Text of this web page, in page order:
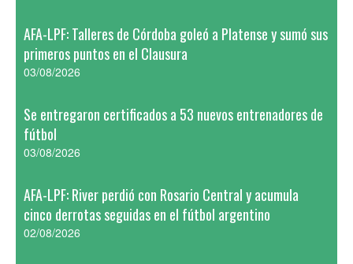
AFA-LPF: Talleres de Córdoba goleó a Platense y sumó sus
primeros puntos en el Clausura
03/08/2026
Se entregaron certificados a 53 nuevos entrenadores de
fútbol
03/08/2026
AFA-LPF: River perdió con Rosario Central y acumula
cinco derrotas seguidas en el fútbol argentino
02/08/2026